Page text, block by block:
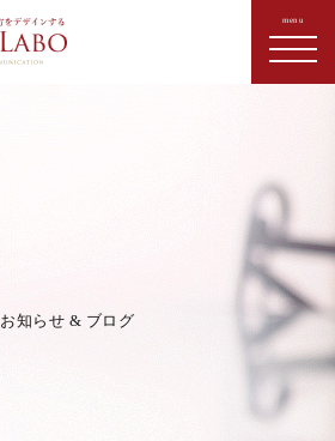
お知らせ & ブログ